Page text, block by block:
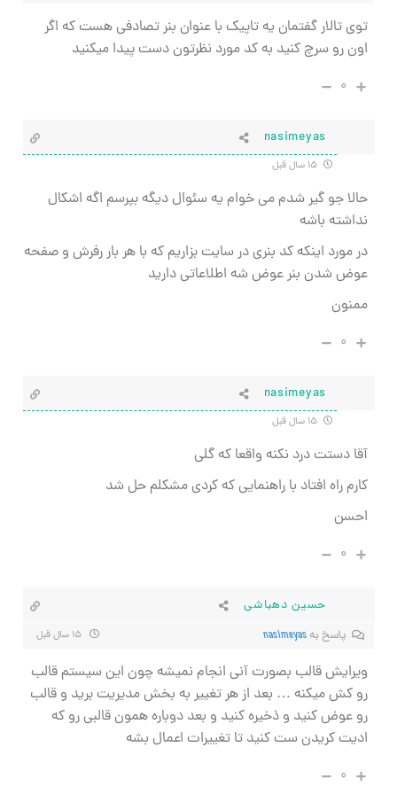
توی تالار گفتمان یه تاپیک با عنوان بنر تصادفی هست که اگر
اون رو سرچ کنید به کد مورد نظرتون دست پیدا میکنید
۰
nasimeyas
حالا جو گير شدم مي خوام يه سئوال ديگه بپرسم اگه اشكال
نداشته باشه
در مورد اينكه كد بنري در سايت بزاريم كه با هر بار رفرش و صفحه
عوض شدن بنر عوض شه اطلاعاتي داريد
ممنون
۰
nasimeyas
آقا دستت درد نكنه واقعا كه گلي
كارم راه افتاد با راهنمايي كه كردي مشكلم حل شد
احسن
۰
حسین دهباشی
پاسخ بهnasimeyas
ویرایش قالب بصورت آنی انجام نمیشه چون این سیستم قالب
رو کش میکنه … بعد از هر تغییر به بخش مدیریت برید و قالب
رو عوض کنید و ذخیره کنید و بعد دوباره همون قالبی رو که
ادیت کریدن ست کنید تا تغییرات اعمال بشه
۰